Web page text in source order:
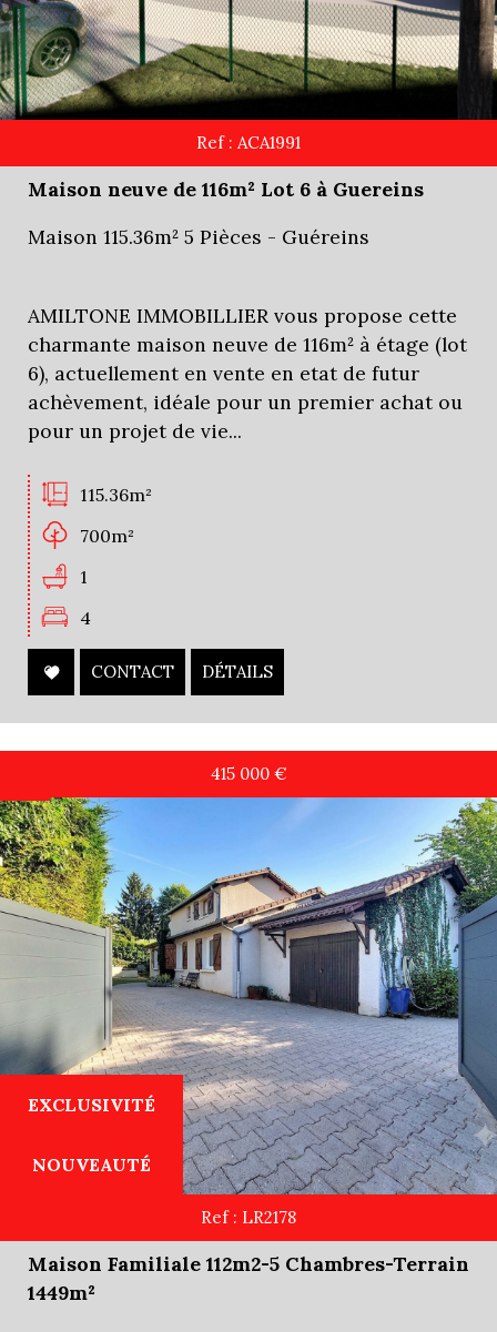
Ref : ACA1991
Maison neuve de 116m² Lot 6 à Guereins
Maison 115.36m² 5 Pièces - Guéreins
AMILTONE IMMOBILLIER vous propose cette
charmante maison neuve de 116m² à étage (lot
6), actuellement en vente en etat de futur
achèvement, idéale pour un premier achat ou
pour un projet de vie...
115.36m²
700m²
1
4
CONTACT DÉTAILS
EXCLUSIVITÉ
NOUVEAUTÉ
415 000 €
Ref : LR2178
Maison Familiale 112m2-5 Chambres-Terrain
1449m²